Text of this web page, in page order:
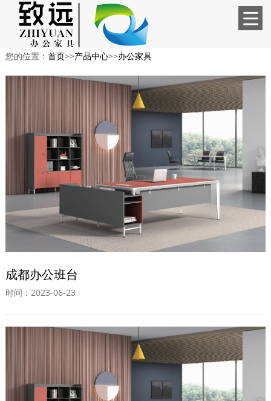
您的位置： 首页>>产品中心>>办公家具
成都办公班台
时间：2023-06-23